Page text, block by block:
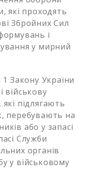
які проходять
Збройних Сил
і
у мирний
1 Закону України
військову
підлягають
перебувають на
або у запасі
Служби
органів
у військовому